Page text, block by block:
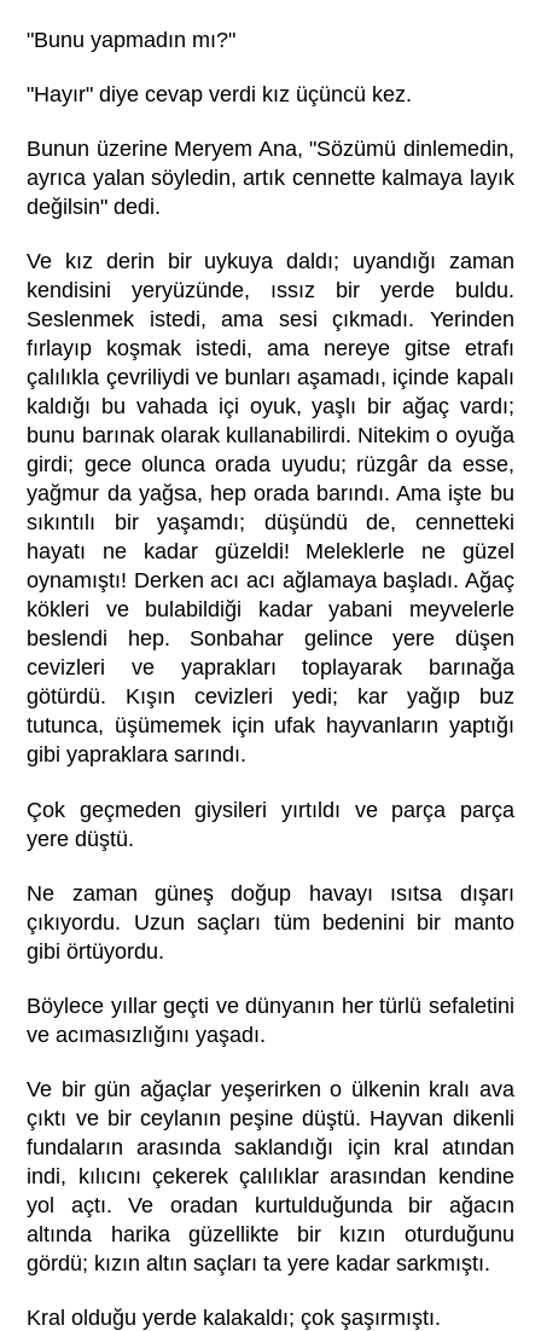
"Bunu yapmadın mı?"
"Hayır" diye cevap verdi kız üçüncü kez.
Bunun üzerine Meryem Ana, "Sözümü dinlemedin,
ayrıca yalan söyledin, artık cennette kalmaya layık
değilsin" dedi.
Ve kız derin bir uykuya daldı; uyandığı zaman
kendisini yeryüzünde, ıssız bir yerde buldu.
Seslenmek istedi, ama sesi çıkmadı. Yerinden
fırlayıp koşmak istedi, ama nereye gitse etrafı
çalılıkla çevriliydi ve bunları aşamadı, içinde kapalı
kaldığı bu vahada içi oyuk, yaşlı bir ağaç vardı;
bunu barınak olarak kullanabilirdi. Nitekim o oyuğa
girdi; gece olunca orada uyudu; rüzgâr da esse,
yağmur da yağsa, hep orada barındı. Ama işte bu
sıkıntılı bir yaşamdı; düşündü de, cennetteki
hayatı ne kadar güzeldi! Meleklerle ne güzel
oynamıştı! Derken acı acı ağlamaya başladı. Ağaç
kökleri ve bulabildiği kadar yabani meyvelerle
beslendi hep. Sonbahar gelince yere düşen
cevizleri ve yaprakları toplayarak barınağa
götürdü. Kışın cevizleri yedi; kar yağıp buz
tutunca, üşümemek için ufak hayvanların yaptığı
gibi yapraklara sarındı.
Çok geçmeden giysileri yırtıldı ve parça parça
yere düştü.
Ne zaman güneş doğup havayı ısıtsa dışarı
çıkıyordu. Uzun saçları tüm bedenini bir manto
gibi örtüyordu.
Böylece yıllar geçti ve dünyanın her türlü sefaletini
ve acımasızlığını yaşadı.
Ve bir gün ağaçlar yeşerirken o ülkenin kralı ava
çıktı ve bir ceylanın peşine düştü. Hayvan dikenli
fundaların arasında saklandığı için kral atından
indi, kılıcını çekerek çalılıklar arasından kendine
yol açtı. Ve oradan kurtulduğunda bir ağacın
altında harika güzellikte bir kızın oturduğunu
gördü; kızın altın saçları ta yere kadar sarkmıştı.
Kral olduğu yerde kalakaldı; çok şaşırmıştı.